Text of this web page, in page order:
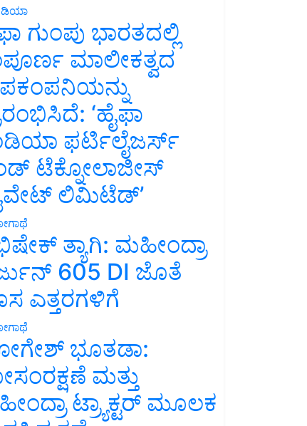
ಗುಂಪು ಭಾರತದಲ್ಲಿ
ಮಾಲೀಕತ್ವದ
‘ಹೈಫಾ
ಫರ್ಟಿಲೈಜರ್ಸ್
ಟೆಕ್ನೋಲಾಜೀಸ್
ಲಿಮಿಟೆಡ್’
ತ್ಯಾಗಿ: ಮಹೀಂದ್ರಾ
605 DI ಜೊತೆ
ಎತ್ತರಗಳಿಗೆ
ಭೂತಡಾ:
ಮತ್ತು
ಟ್ರ್ಯಾಕ್ಟರ್ ಮೂಲಕ